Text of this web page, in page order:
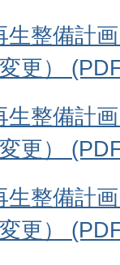
生整備計
更）
生整備計
更）
生整備計
更）